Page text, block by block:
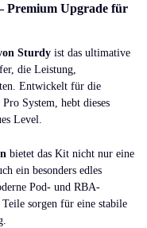
Premium Upgrade für
Sturdy ist das ultimative
die Leistung,
Entwickelt für die
System, hebt dieses
Level.
bietet das Kit nicht nur eine
ein besonders edles
Pod- und RBA-
sorgen für eine stabile